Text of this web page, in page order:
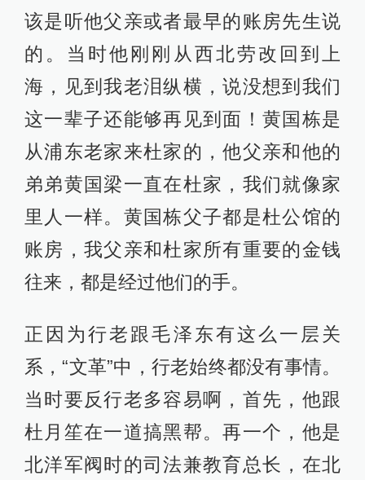
该是听他父亲或者最早的账房先生说
的。当时他刚刚从西北劳改回到上
海，见到我老泪纵横，说没想到我们
这一辈子还能够再见到面！黄国栋是
从浦东老家来杜家的，他父亲和他的
弟弟黄国梁一直在杜家，我们就像家
里人一样。黄国栋父子都是杜公馆的
账房，我父亲和杜家所有重要的金钱
往来，都是经过他们的手。
正因为行老跟毛泽东有这么一层关
系，“文革”中，行老始终都没有事情。
当时要反行老多容易啊，首先，他跟
杜月笙在一道搞黑帮。再一个，他是
北洋军阀时的司法兼教育总长，在北